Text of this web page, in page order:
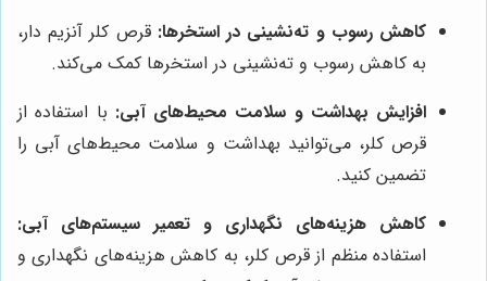
کاهش رسوب و ته‌نشینی در استخرها: قرص کلر آنزیم دار،
به کاهش رسوب و ته‌نشینی در استخرها کمک می‌کند.
افزایش بهداشت و سلامت محیط‌های آبی: با استفاده از
قرص کلر، می‌توانید بهداشت و سلامت محیط‌های آبی را
تضمین کنید.
کاهش هزینه‌های نگهداری و تعمیر سیستم‌های آبی:
استفاده منظم از قرص کلر، به کاهش هزینه‌های نگهداری و